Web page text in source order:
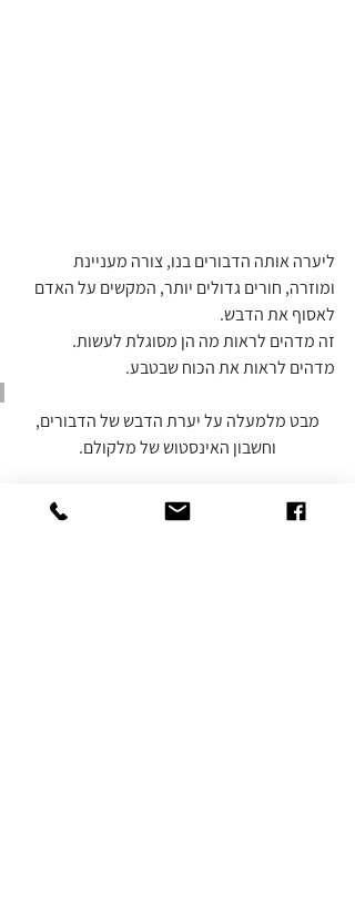
ליערה אותה הדבורים בנו, צורה מעניינת
ומוזרה, חורים גדולים יותר, המקשים על האדם
לאסוף את הדבש.
זה מדהים לראות מה הן מסוגלת לעשות.
מדהים לראות את הכוח שבטבע.
מבט מלמעלה על יערת הדבש של הדבורים,
וחשבון האינסטוש של מלקולם.